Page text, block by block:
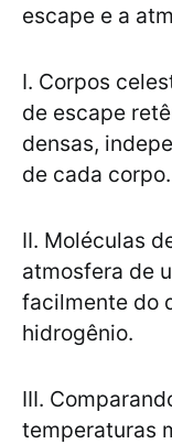
escape e a
I. Corpos
de escape
densas,
de cada corpo.
II. Moléculas
atmosfera de
facilmente do
hidrogênio.
III.
temperaturas